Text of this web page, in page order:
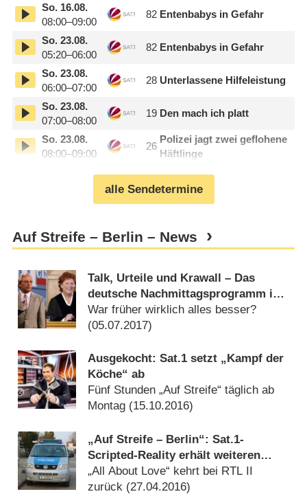
So.16.08.
08:00–09:00
82 Entenbabys in Gefahr
So.23.08.
05:20–06:00
82 Entenbabys in Gefahr
So.23.08.
06:00–07:00
28 Unterlassene Hilfeleistung
So.23.08.
07:00–08:00
19 Den mach ich platt
So. 23.08.
08:00–09:00
26
Polizei jagt zwei geflohene
Häftlinge
alle Sendetermine
Auf Streife – Berlin – News
Talk, Urteile und Krawall – Das
deutsche Nachmittagsprogramm im
Wandel
War früher wirklich alles besser?
(05.07.2017)
Ausgekocht: Sat.1 setzt „Kampf der
Köche“ ab
Fünf Stunden „Auf Streife“ täglich ab
Montag (15.10.2016)
„Auf Streife – Berlin“: Sat.1-
Scripted-Reality erhält weiteren
Ableger
„All About Love“ kehrt bei RTL II
zurück (27.04.2016)